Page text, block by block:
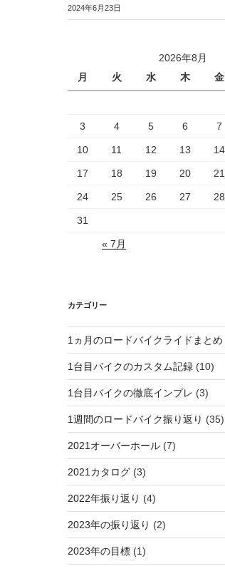
2024年6月23日
2026年8月
月
火 水 木 金
3 4 5 6 7
10 11 12 13 14
17 18 19 20 21
24 25 26 27 28
31
« 7月
カテゴリー
1ヵ月のロードバイクライドまとめ
1台目バイクのカスタム記録(10)
1台目バイクの徹底インプレ (3)
1週間のロードバイク振り返り (35)
2021オーバーホール(7)
2021カタログ(3)
2022年振り返り (4)
2023年の振り返り (2)
2023年の目標(1)